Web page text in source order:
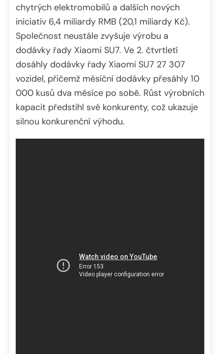
chytrých elektromobilů a dalších nových
iniciativ 6,4 miliardy RMB (20,1 miliardy Kč).
Společnost neustále zvyšuje výrobu a
dodávky řady Xiaomi SU7. Ve 2. čtvrtletí
dosáhly dodávky řady Xiaomi SU7 27 307
vozidel, přičemž měsíční dodávky přesáhly 10
000 kusů dva měsíce po sobě. Růst výrobních
kapacit předstihl své konkurenty, což ukazuje
silnou konkurenční výhodu.